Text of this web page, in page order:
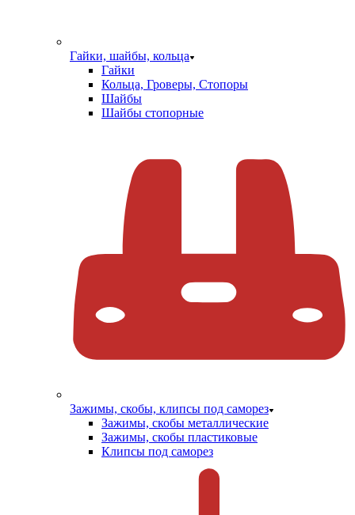
Гайки, шайбы, кольца
Гайки
Кольца, Гроверы, Стопоры
Шайбы
Шайбы стопорные
Зажимы, скобы, клипсы под саморез
Зажимы, скобы металлические
Зажимы, скобы пластиковые
Клипсы под саморез